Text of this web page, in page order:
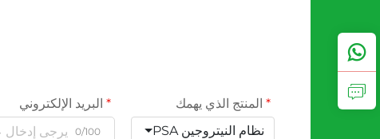
المنتج الذي يهمك
نظام النيتروجين PSA
البريد الإلكتروني
0/100